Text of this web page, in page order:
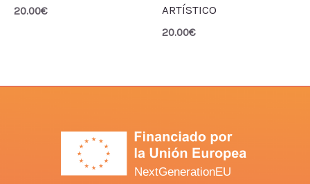
20.00€
ARTÍSTICO
20.00€